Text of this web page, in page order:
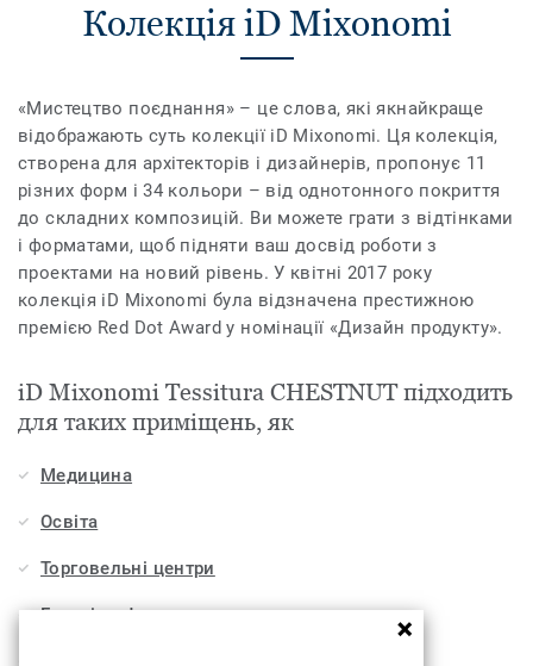
Колекція iD Mixonomi
«Мистецтво поєднання» – це слова, які якнайкраще
відображають суть колекції iD Mixonomi. Ця колекція,
створена для архітекторів і дизайнерів, пропонує 11
різних форм і 34 кольори – від однотонного покриття
до складних композицій. Ви можете грати з відтінками
і форматами, щоб підняти ваш досвід роботи з
проектами на новий рівень. У квітні 2017 року
колекція iD Mixonomi була відзначена престижною
премією Red Dot Award у номінації «Дизайн продукту».
iD Mixonomi Tessitura CHESTNUT підходить
для таких приміщень, як
Медицина
Освіта
Торговельні центри
Готелі, кафе та ресторани